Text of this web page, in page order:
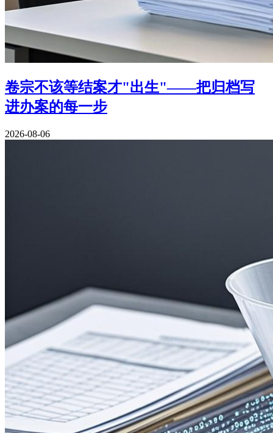
卷宗不该等结案才"出生"——把归档写
进办案的每一步
2026-08-06